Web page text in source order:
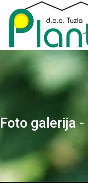
Foto galerija